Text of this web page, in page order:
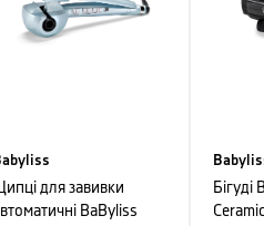
для завивки
BaByliss
Бігуді